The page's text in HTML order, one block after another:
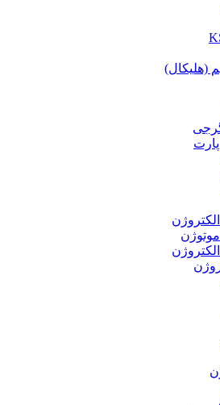
(هلیکال)
پارت